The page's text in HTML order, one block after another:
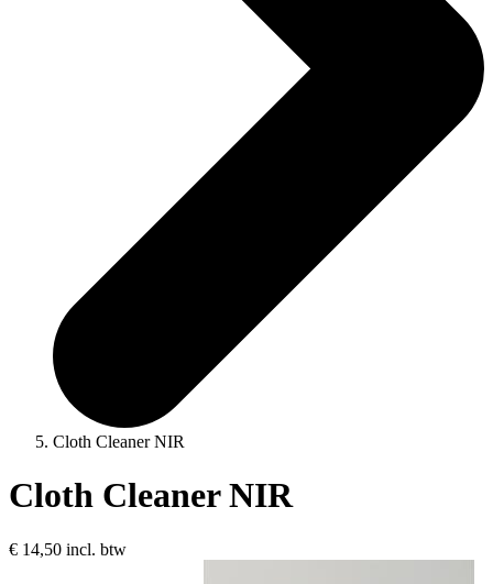
Cloth Cleaner NIR
Cloth Cleaner NIR
€ 14,50 incl. btw